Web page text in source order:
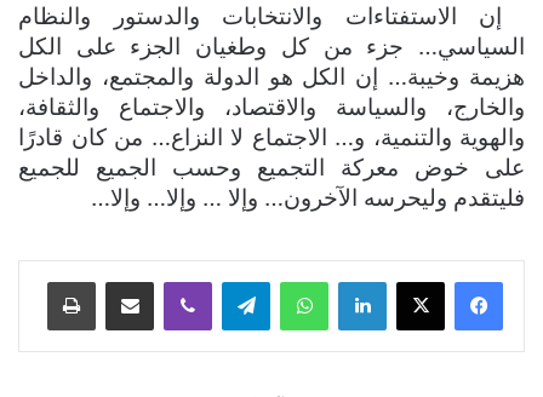
إن الاستفتاءات والانتخابات والدستور والنظام
السياسي… جزء من كل وطغيان الجزء على الكل
هزيمة وخيبة… إن الكل هو الدولة والمجتمع، والداخل
والخارج، والسياسة والاقتصاد، والاجتماع والثقافة،
والهوية والتنمية، و… الاجتماع لا النزاع… من كان قادرًا
على خوض معركة التجميع وحسب الجميع للجميع
فليتقدم وليحرسه الآخرون… وإلا … وإلا… وإلا…
لينكدإن واتساب